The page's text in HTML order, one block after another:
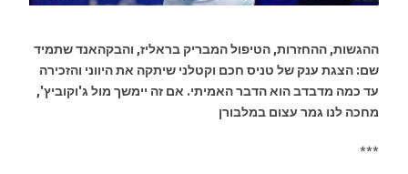
ההגשות, ההחזרות, הטיפול המבריק בראליז, והבקהאנד שתמיד
שם: הצגת ענק של טניס חכם וקטלני שיתקה את היווני והזכירה
עד כמה מדבדב הוא הדבר האמיתי. אם זה יימשך מול ג'וקוביץ',
מחכה לנו גמר עצום במלבורן
***